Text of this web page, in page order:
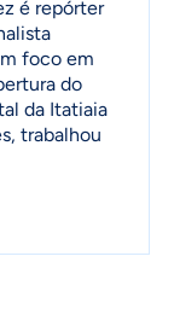
é repórter
foco em
do
da Itatiaia
trabalhou